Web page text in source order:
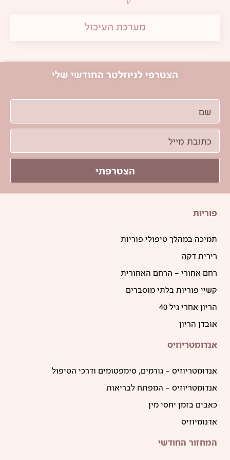
מערכת העיכול
הצטרפי לניוזלטר החודשי שלי
הצטרפתי
פוריות
תמיכה במהלך טיפולי פוריות
רירית דקה
רחם אחורי – הרחם האחורית
קשיי פוריות בלתי מוסברים
הריון אחרי גיל 40
אובדן הריון
אנדומטריוזיס
אנדומטריוזיס – גורמים, סימפטומים ודרכי הטיפול
אנדומטריוזיס – המפתח לבריאות
כאבים בזמן יחסי מין
אדנומיוזיס
המחזור החודשי